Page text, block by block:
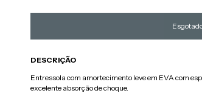
DESCRIÇÃO
Entressola com amortecimento leve em EVA com
excelente absorção de choque.